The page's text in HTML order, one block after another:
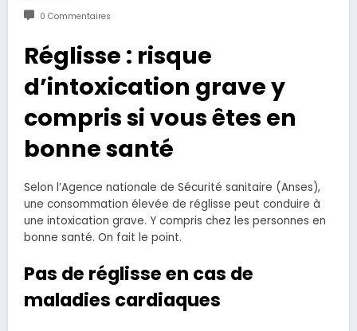
0 Commentaires
Réglisse : risque
d’intoxication grave y
compris si vous êtes en
bonne santé
Selon l’Agence nationale de Sécurité sanitaire (Anses),
une consommation élevée de réglisse peut conduire à
une intoxication grave. Y compris chez les personnes en
bonne santé. On fait le point.
Pas de réglisse en cas de
maladies cardiaques